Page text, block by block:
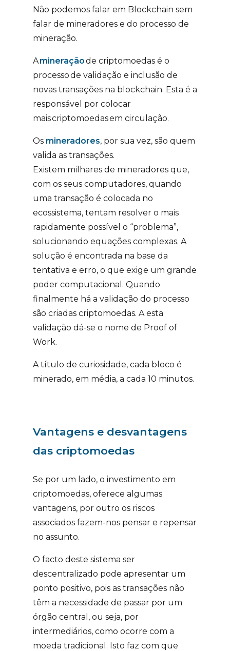
Não podemos falar em Blockchain sem
falar de mineradores e do processo de
mineração.
Amineraçãode criptomoedas é o
processode validação e inclusão de
novas transações na blockchain. Esta é a
responsável por colocar
maiscriptomoedasem circulação.
Os mineradores, por sua vez, são quem
valida as transações.
Existem milhares de mineradores que,
com os seus computadores, quando
uma transação é colocada no
ecossistema, tentam resolver o mais
rapidamente possível o “problema”,
solucionando equações complexas. A
solução é encontrada na base da
tentativa e erro, o que exige um grande
poder computacional. Quando
finalmente há a validação do processo
são criadas criptomoedas. A esta
validação dá-se o nome de Proof of
Work.
A título de curiosidade, cada bloco é
minerado, em média, a cada 10 minutos.
Vantagens e desvantagens
das criptomoedas
Se por um lado, o investimento em
criptomoedas, oferece algumas
vantagens, por outro os riscos
associados fazem-nos pensar e repensar
no assunto.
O facto deste sistema ser
descentralizado pode apresentar um
ponto positivo, pois as transações não
têm a necessidade de passar por um
órgão central, ou seja, por
intermediários, como ocorre com a
moeda tradicional. Isto faz com que